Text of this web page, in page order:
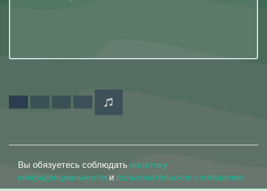
Вы обязуетесь соблюдать политику
конфиденциальности и пользовательское соглашение